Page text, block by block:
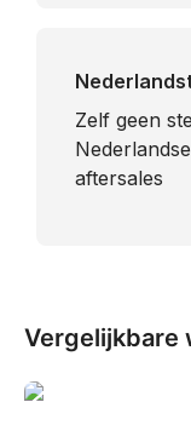
​Zelf geen
aftersales
Vergelijkbare